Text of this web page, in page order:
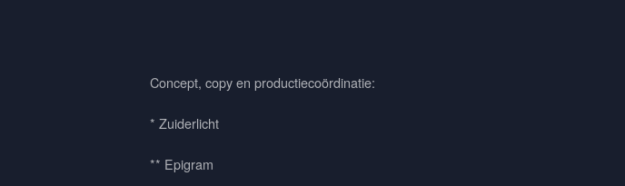
Concept, copy en productiecoördinatie:
* Zuiderlicht
** Epigram